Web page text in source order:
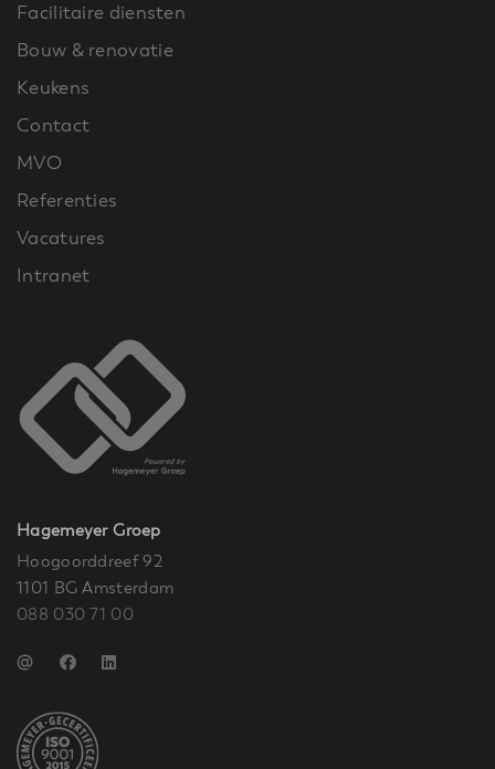
Facilitaire diensten
Bouw & renovatie
Keukens
Contact
MVO
Referenties
Vacatures
Intranet
Hagemeyer Groep
Hoogoorddreef 92
1101 BG Amsterdam
088 030 71 00
@